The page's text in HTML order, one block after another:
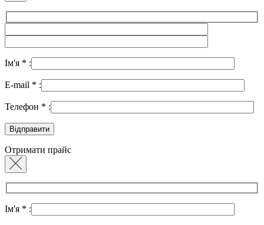
Ім'я * :
E-mail * :
Телефон * :
Отримати прайс
Ім'я * :